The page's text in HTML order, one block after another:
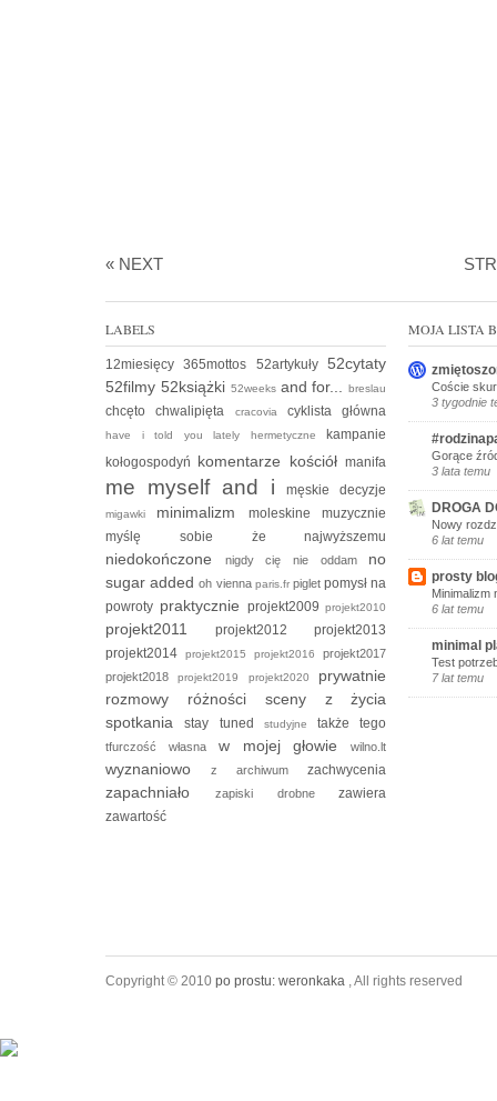
« NEXT
LABELS
12miesięcy365mottos 52artykuły52cytaty
52filmy 52książki 52weeks and for...breslau
chcętochwalipięta cracoviacyklistagłówna
have i told you lately hermetyczne kampanie
kołogospodyń komentarze kościółmanifa
me myself and imęskie decyzje
migawki minimalizm moleskinemuzycznie
myślę sobie żenajwyższemu
niedokończone nigdy cię nie oddam no
sugar addedoh vienna paris.fr pigletpomysł na
powroty praktycznie projekt2009projekt2010
projekt2011projekt2012projekt2013
projekt2014projekt2015projekt2016projekt2017
projekt2018projekt2019 projekt2020 prywatnie
rozmowy różności sceny z życia
spotkaniastay tuned studyjnetakże tego
tfurczość własna w mojej głowiewilno.lt
wyznaniowoz archiwumzachwycenia
zapachniało zapiski drobnezawiera
zawartość
MOJA LISTA
Coście
3 tygodnie
Gorące
3 lata temu
DROGA
Nowy
6 lat temu
prosty
Minimalizm
6 lat temu
minimal
Test
7 lat temu
Copyright © 2010 po prostu: weronkaka , All rights reserved